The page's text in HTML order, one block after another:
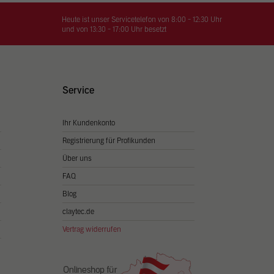
Heute ist unser Servicetelefon von 8:00 - 12:30 Uhr
und von 13:30 - 17:00 Uhr besetzt
Service
Ihr Kundenkonto
Registrierung für Profikunden
Über uns
FAQ
Blog
claytec.de
Vertrag widerrufen
Sie